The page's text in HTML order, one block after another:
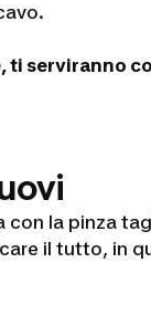
ti serviranno
con la pinza
il tutto, in